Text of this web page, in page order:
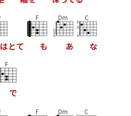
はとて
F
も
Dm
あ
C
な
F
で
F Dm C